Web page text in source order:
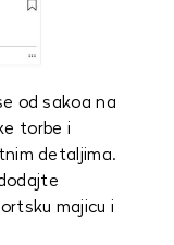
od sakoa na
torbe i
detaljima.
majicu i